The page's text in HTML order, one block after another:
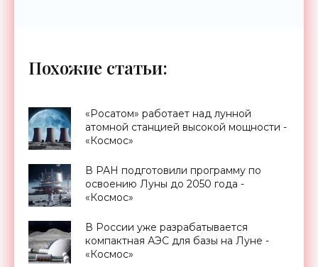
Похожие статьи:
«Росатом» работает над лунной
атомной станцией высокой мощности -
«Космос»
В РАН подготовили программу по
освоению Луны до 2050 года -
«Космос»
В России уже разрабатывается
компактная АЭС для базы на Луне -
«Космос»